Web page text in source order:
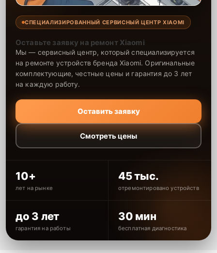
СПЕЦИАЛИЗИРОВАННЫЙ СЕРВИСНЫЙ ЦЕНТР XIAOMI
Оставьте заявку на ремонт Xiaomi
Мы — сервисный центр, который специализируется
на ремонте устройств бренда Xiaomi. Оригинальные
комплектующие, честные цены и гарантия до 3 лет
на каждую работу.
Оставить заявку
Смотреть цены
10+
лет на рынке
45 тыс.
отремонтировано устройств
до 3 лет
гарантия на работы
30 мин
бесплатная диагностика